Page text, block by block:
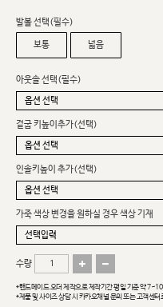
발볼 선택(필수)
보통 넓음
아웃솔 선택(필수)
겉굽 키높이추가(선택)
인솔키높이 추가(선택)
가죽 색상 변경을 원하실 경우 색상 기재
수량
*핸드메이드 오더 제작으로 제작기간 평일 기준 약
*제품 및 사이즈 상담 시 카카오채널 문의 또는 고객센